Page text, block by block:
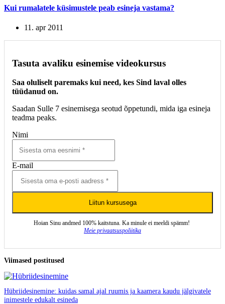
Kui rumalatele küsimustele peab esineja vastama?
11. apr 2011
Tasuta avaliku esinemise videokursus
Saa oluliselt paremaks kui need, kes Sind laval olles
tüüdanud on.
Saadan Sulle 7 esinemisega seotud õppetundi, mida iga esineja
teadma peaks.
Nimi
E-mail
Liitun kursusega
Hoian Sinu andmed 100% kaitstuna. Ka minule ei meeldi spämm!
Meie privaatsuspoliitika
Viimased postitused
Hübriidesinemine: kuidas samal ajal ruumis ja kaamera kaudu jälgivatele
inimestele edukalt esineda